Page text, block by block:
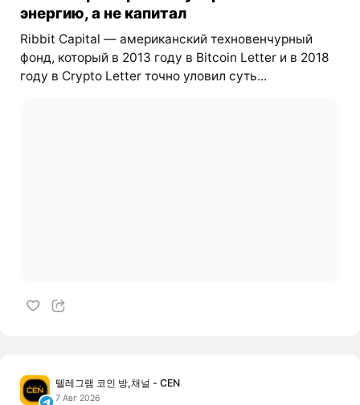
энергию, а не капитал
Ribbit Capital — американский техновенчурный
фонд, который в 2013 году в Bitcoin Letter и в 2018
году в Crypto Letter точно уловил суть...
텔레그램 코인 방,채널 - CEN
7 Авг 2026